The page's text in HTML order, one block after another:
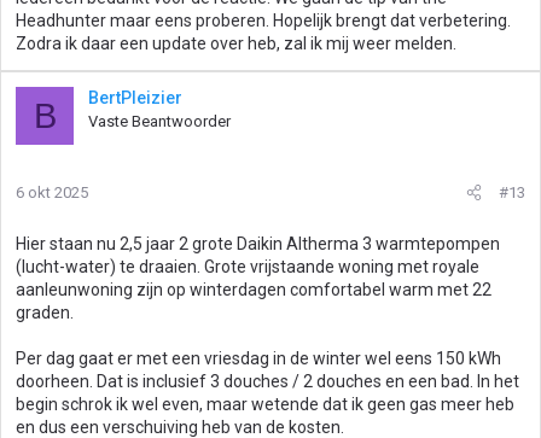
n
:
Headhunter maar eens proberen. Hopelijk brengt dat verbetering.
Zodra ik daar een update over heb, zal ik mij weer melden.
B BertPleizier
Vaste Beantwoorder
6 okt 2025 #13
Hier staan nu 2,5 jaar 2 grote Daikin Altherma 3 warmtepompen
(lucht-water) te draaien. Grote vrijstaande woning met royale
aanleunwoning zijn op winterdagen comfortabel warm met 22
graden.
Per dag gaat er met een vriesdag in de winter wel eens 150 kWh
doorheen. Dat is inclusief 3 douches / 2 douches en een bad. In het
begin schrok ik wel even, maar wetende dat ik geen gas meer heb
en dus een verschuiving heb van de kosten.